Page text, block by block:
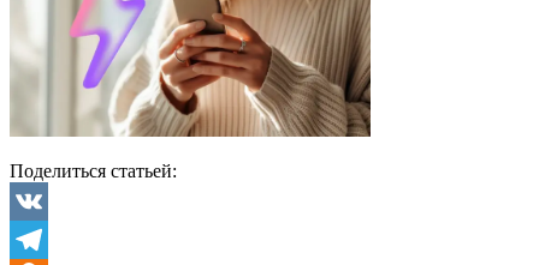
Поделиться статьей:
VK